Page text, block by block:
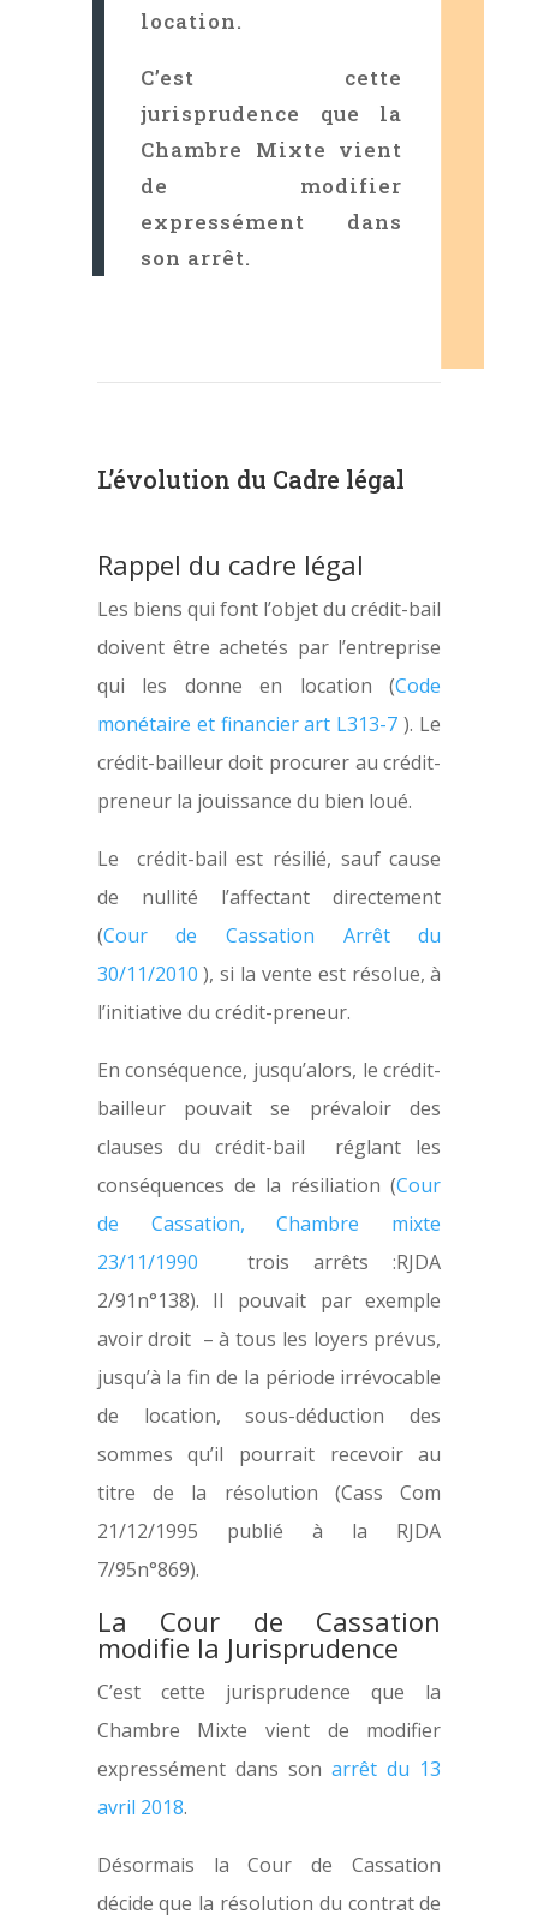
location.
C’est cette
jurisprudence que la
Chambre Mixte vient
de modifier
expressément dans
son arrêt.
L’évolution du Cadre légal
Rappel du cadre légal
Les biens qui font l’objet du crédit-bail
doivent être achetés par l’entreprise
qui les donne en location (Code
monétaire et financier art L313-7). Le
crédit-bailleur doit procurer au crédit-
preneur la jouissance du bien loué.
Le crédit-bail est résilié, sauf cause
de nullité l’affectant directement
(Cour de Cassation Arrêt du
30/11/2010 ), si la vente est résolue, à
l’initiative du crédit-preneur.
En conséquence, jusqu’alors, le crédit-
bailleur pouvait se prévaloir des
clauses du crédit-bail réglant les
conséquences de la résiliation (Cour
de Cassation, Chambre mixte
23/11/1990
trois arrêts :RJDA
2/91n°138). Il pouvait par exemple
avoir droit – à tous les loyers prévus,
jusqu’à la fin de la période irrévocable
de location, sous-déduction des
sommes qu’il pourrait recevoir au
titre de la résolution (Cass Com
21/12/1995 publié à la RJDA
7/95n°869).
La Cour de Cassation
modifie la Jurisprudence
C’est cette jurisprudence que la
Chambre Mixte vient de modifier
expressément dans sonarrêt du 13
avril 2018.
Désormais la Cour de Cassation
décide que la résolution du contrat de